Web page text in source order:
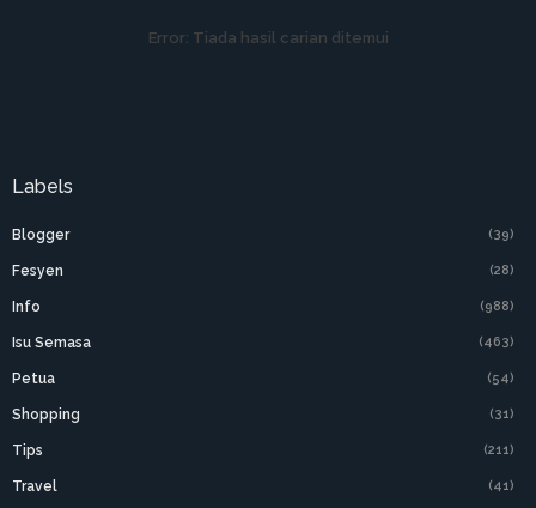
Error: Tiada hasil carian ditemui
Labels
Blogger (39)
Fesyen (28)
Info (988)
Isu Semasa (463)
Petua (54)
Shopping (31)
Tips (211)
Travel (41)